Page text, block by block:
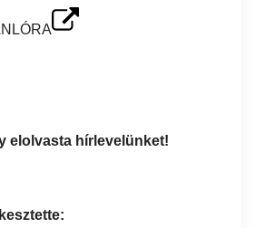
elolvasta hírlevelünket!